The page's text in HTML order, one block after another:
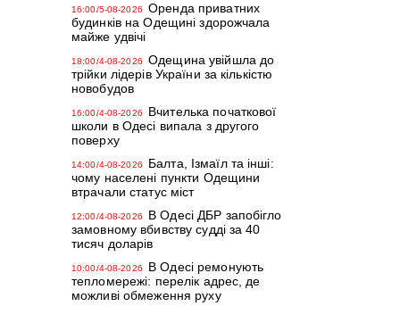
16:00/5-08-2026
Оренда приватних
будинків на Одещині здорожчала
майже удвічі
18:00/4-08-2026
Одещина увійшла до
трійки лідерів України за кількістю
новобудов
16:00/4-08-2026
Вчителька початкової
школи в Одесі випала з другого
поверху
14:00/4-08-2026
Балта, Ізмаїл та інші:
чому населені пункти Одещини
втрачали статус міст
12:00/4-08-2026
В Одесі ДБР запобігло
замовному вбивству судді за 40
тисяч доларів
10:00/4-08-2026
В Одесі ремонують
тепломережі: перелік адрес, де
можливі обмеження руху